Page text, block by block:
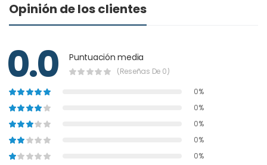
Opinión de los clientes
0.0 Puntuación media
(Reseñas De 0)
0%
0%
0%
0%
0%